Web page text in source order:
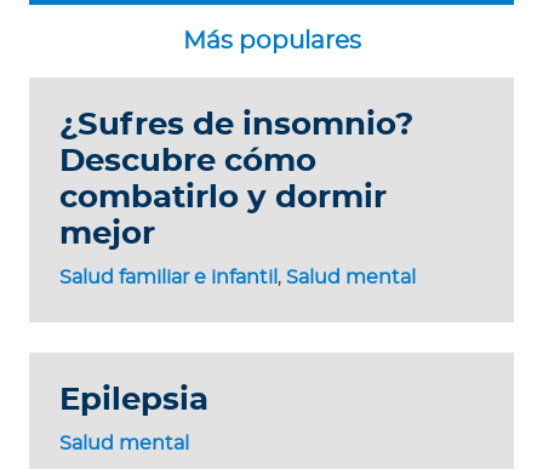
Salud familiar e infantil , Salud mental
¿Sufres de insomnio?
Descubre cómo
combatirlo y dormir
mejor
Salud mental
Epilepsia